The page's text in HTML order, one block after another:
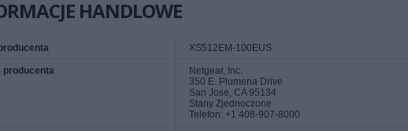
HANDLOWE
XS512EM-100EUS
producenta
Netgear, Inc.
350 E. Plumeria Drive
San Jose, CA 95134
Stany Zjednoczone
Telefon: +1 408-907-8000